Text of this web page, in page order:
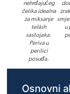
nehrđajućeg
čelika idealna
za miksanje
teških
sastojaka.
Periva u
perilici
posuđa.
u
Osnovni